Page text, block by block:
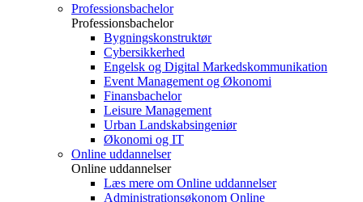
Professionsbachelor
Professionsbachelor
Bygningskonstruktør
Cybersikkerhed
Engelsk og Digital Markedskommunikation
Event Management og Økonomi
Finansbachelor
Leisure Management
Urban Landskabsingeniør
Økonomi og IT
Online uddannelser
Online uddannelser
Læs mere om Online uddannelser
Administrationsøkonom Online